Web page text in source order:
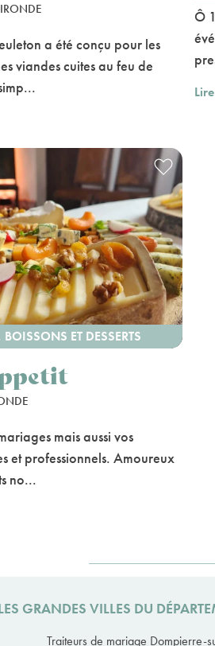
a été conçu pour les
viandes cuites au feu de
Ô
BOISSONS ET DESSERTS
mais aussi vos
et professionnels. Amoureux
no...
GRANDES VILLES DU
Traiteurs de mariage Dompierre-